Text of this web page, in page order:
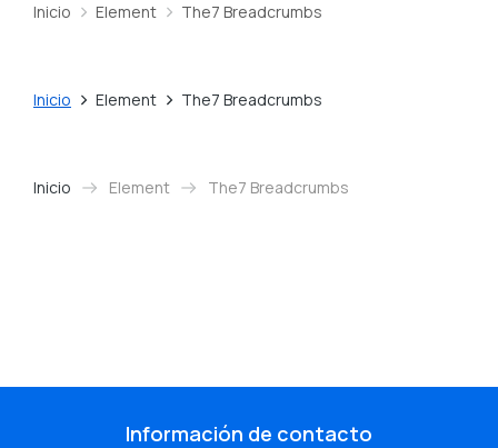
Estás aquí:
Inicio Element The7 Breadcrumbs
Estás aquí:
Inicio Element The7 Breadcrumbs
Estás aquí:
Inicio Element The7 Breadcrumbs
Información de contacto